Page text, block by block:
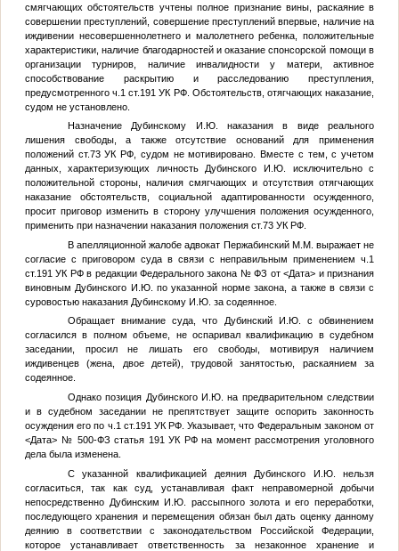
смягчающих обстоятельств учтены полное признание вины, раскаяние в
совершении преступлений, совершение преступлений впервые, наличие на
иждивении несовершеннолетнего и малолетнего ребенка, положительные
характеристики, наличие благодарностей и оказание спонсорской помощи в
организации турниров, наличие инвалидности у матери, активное
способствование раскрытию и расследованию преступления,
предусмотренного ч.1 ст.191 УК РФ. Обстоятельств, отягчающих наказание,
судом не установлено.
Назначение Дубинскому И.Ю. наказания в виде реального
лишения свободы, а также отсутствие оснований для применения
положений ст.73 УК РФ, судом не мотивировано. Вместе с тем, с учетом
данных, характеризующих личность Дубинского И.Ю. исключительно с
положительной стороны, наличия смягчающих и отсутствия отягчающих
наказание обстоятельств, социальной адаптированности осужденного,
просит приговор изменить в сторону улучшения положения осужденного,
применить при назначении наказания положения ст.73 УК РФ.
В апелляционной жалобе адвокат Пержабинский М.М. выражает не
согласие с приговором суда в связи с неправильным применением ч.1
ст.191 УК РФ в редакции Федерального закона № ФЗ от<Дата> и признания
виновным Дубинского И.Ю. по указанной норме закона, а также в связи с
суровостью наказания Дубинскому И.Ю. за содеянное.
Обращает внимание суда, что Дубинский И.Ю. с обвинением
согласился в полном объеме, не оспаривал квалификацию в судебном
заседании, просил не лишать его свободы, мотивируя наличием
иждивенцев (жена, двое детей), трудовой занятостью, раскаянием за
содеянное.
Однако позиция Дубинского И.Ю. на предварительном следствии
и в судебном заседании не препятствует защите оспорить законность
осуждения его по ч.1 ст.191 УК РФ. Указывает, что Федеральным законом от
<Дата>№ 500-ФЗ статья 191 УК РФ на момент рассмотрения уголовного
дела была изменена.
С указанной квалификацией деяния Дубинского И.Ю. нельзя
согласиться, так как суд, устанавливая факт неправомерной добычи
непосредственно Дубинским И.Ю. рассыпного золота и его переработки,
последующего хранения и перемещения обязан был дать оценку данному
деянию в соответствии с законодательством Российской Федерации,
которое устанавливает ответственность за незаконное хранение и